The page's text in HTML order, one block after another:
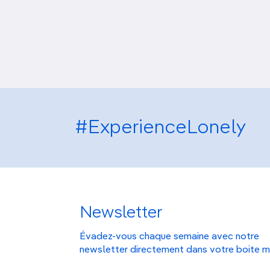
#ExperienceLonely
Newsletter
Évadez-vous chaque semaine avec notre
newsletter directement dans votre boite